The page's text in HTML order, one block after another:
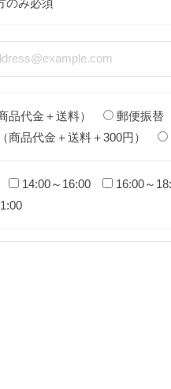
品代金＋送料）
郵便振替
商品代金＋送料＋300円）
14:00～16:00 16:00～